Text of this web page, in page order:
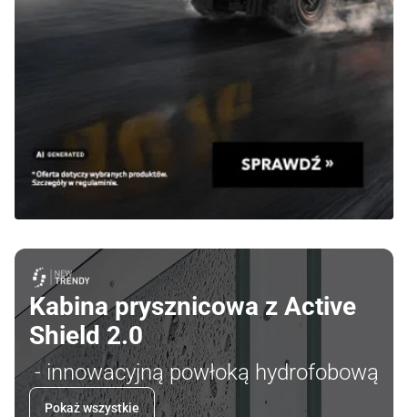
Kabina prysznicowa z Active
Shield 2.0
- innowacyjną powłoką hydrofobową
Pokaż wszystkie